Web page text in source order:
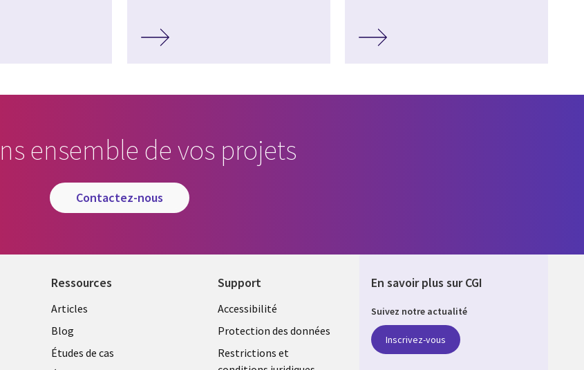
ensemble de vos projets
contactez-nous
Ressources
Library
Links
FRANCE
Articles
Blog
Études de cas
Support
Legal
FRANCE
Accessibilité
Protection des données
Restrictions et
En savoir plus sur CGI
Suivez notre actualité
Inscrivez-vous